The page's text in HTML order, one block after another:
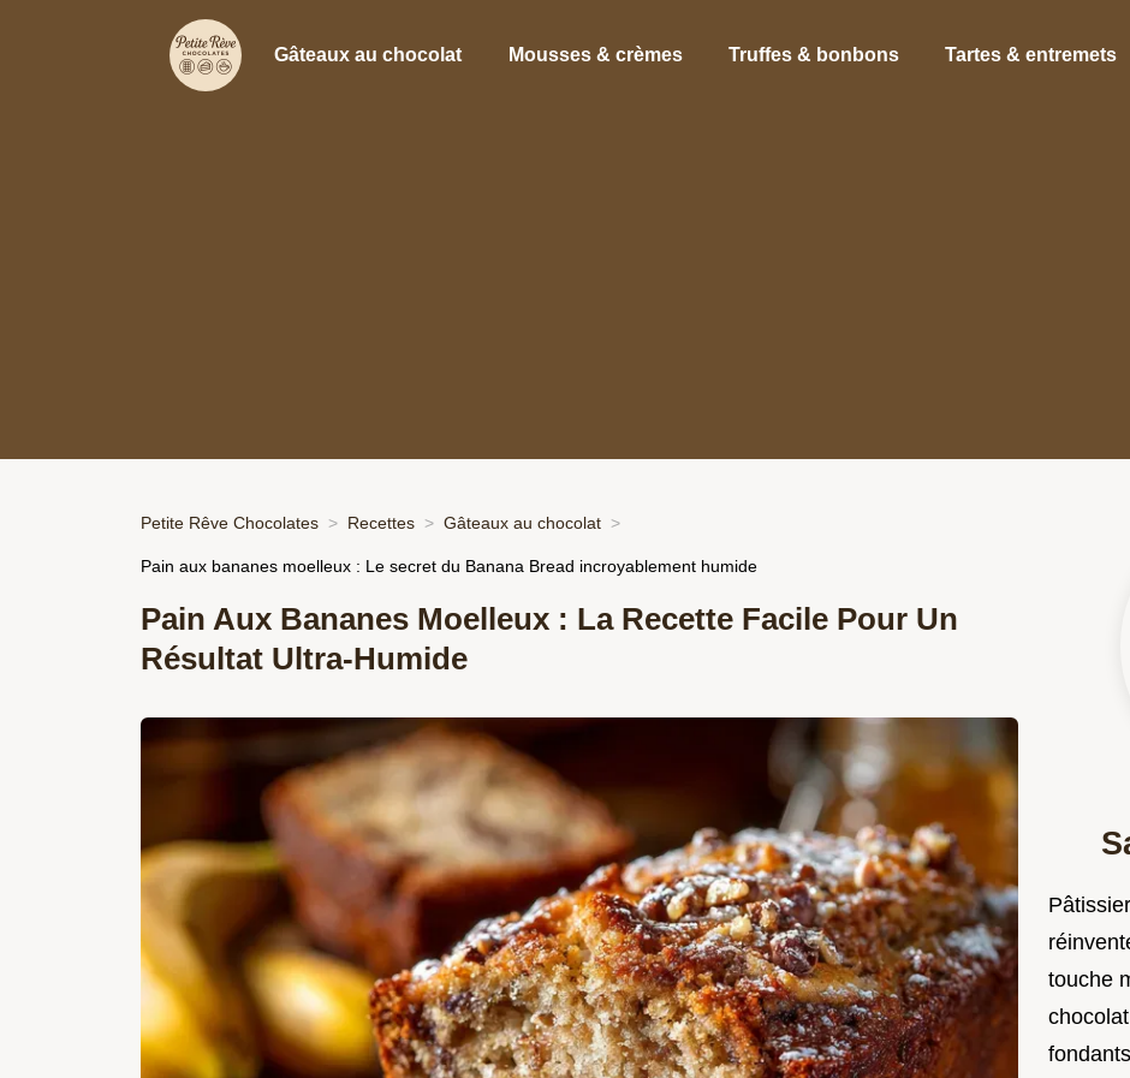
Gâteaux au chocolat Mousses & crèmes Truffes & bonbons Tartes & entremets
Petite Rêve Chocolates Recettes Gâteaux au chocolat
Pain aux bananes moelleux : Le secret du Banana Bread incroyablement humide
Pain Aux Bananes Moelleux : La Recette Facile Pour Un
Résultat Ultra-Humide
touche